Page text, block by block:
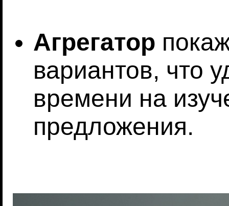
Агрегатор
вариантов, что
времени на
предложения.